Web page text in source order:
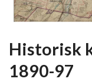
Historisk
1890-97